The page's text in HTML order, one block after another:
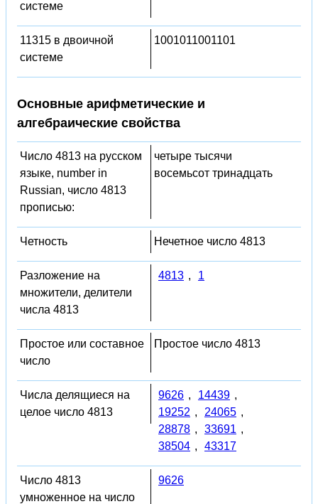
системе
11315 в двоичной
системе
1001011001101
Основные арифметические и
алгебраические свойства
Число 4813 на русском
языке, number in
Russian, число 4813
прописью:
четыре тысячи
восемьсот тринадцать
Четность Нечетное число 4813
Разложение на
множители, делители
числа 4813
4813 , 1
Простое или составное
число
Простое число 4813
Числа делящиеся на
целое число 4813
9626 , 14439 ,
19252 , 24065 ,
28878 , 33691 ,
38504 , 43317
Число 4813
умноженное на число
9626